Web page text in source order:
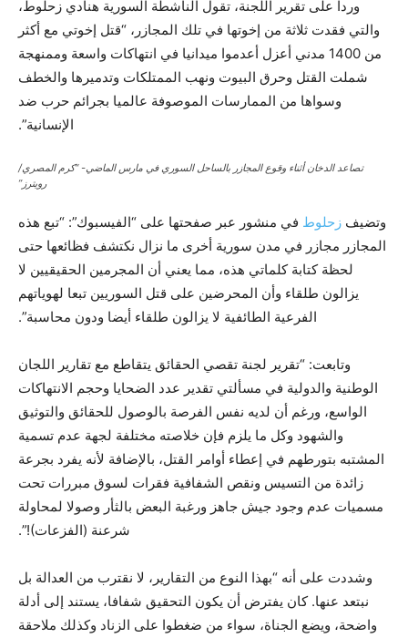
وردا على تقرير اللجنة، تقول الناشطة السورية هنادي زحلوط،
والتي فقدت ثلاثة من إخوتها في تلك المجازر، “قتل إخوتي مع أكثر
من 1400 مدني أعزل أعدموا ميدانيا في انتهاكات واسعة وممنهجة
شملت القتل وحرق البيوت ونهب الممتلكات وتدميرها والخطف
وسواها من الممارسات الموصوفة عالميا بجرائم حرب ضد
الإنسانية”.
تصاعد الدخان أثناء وقوع المجازر بالساحل السوري في مارس الماضي- “كرم المصري/
رويترز”
وتضيف زحلوط في منشور عبر صفحتها على “الفيسبوك”: “تبع هذه
المجازر مجازر في مدن سورية أخرى ما نزال نكتشف فظائعها حتى
لحظة كتابة كلماتي هذه، مما يعني أن المجرمين الحقيقيين لا
يزالون طلقاء وأن المحرضين على قتل السوريين تبعا لهوياتهم
الفرعية الطائفية لا يزالون طلقاء أيضا ودون محاسبة”.
وتابعت: “تقرير لجنة تقصي الحقائق يتقاطع مع تقارير اللجان
الوطنية والدولية في مسألتي تقدير عدد الضحايا وحجم الانتهاكات
الواسع، ورغم أن لديه نفس الفرصة بالوصول للحقائق والتوثيق
والشهود وكل ما يلزم فإن خلاصته مختلفة لجهة عدم تسمية
المشتبه بتورطهم في إعطاء أوامر القتل، بالإضافة لأنه يفرد بجرعة
زائدة من التسيس ونقص الشفافية فقرات لسوق مبررات تحت
مسميات عدم وجود جيش جاهز ورغبة البعض بالثأر وصولا لمحاولة
شرعنة (الفزعات)!”.
وشددت على أنه “بهذا النوع من التقارير، لا نقترب من العدالة بل
نبتعد عنها. كان يفترض أن يكون التحقيق شفافا، يستند إلى أدلة
واضحة، ويضع الجناة، سواء من ضغطوا على الزناد وكذلك ملاحقة